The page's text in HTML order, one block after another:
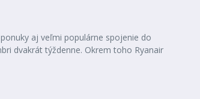
aj veľmi populárne spojenie do
dvakrát týždenne. Okrem toho Ryanair